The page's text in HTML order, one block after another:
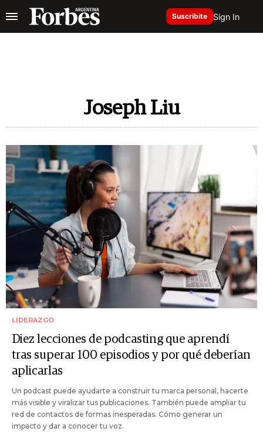
Suscribite Sign In
Joseph Liu
LIDERAZGO
Diez lecciones de podcasting que aprendí
tras superar 100 episodios y por qué deberían
aplicarlas
Un podcast puede ayudarte a construir tu marca personal, hacerte
más visible y viralizar tus publicaciones. También puede ampliar tu
red de contactos de formas inesperadas. Cómo generar un
impacto y dar a conocer tu voz.